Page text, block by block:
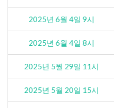
2025년 6월 4일 9시
2025년 6월 4일 8시
2025년 5월 29일 11시
2025년 5월 20일 15시